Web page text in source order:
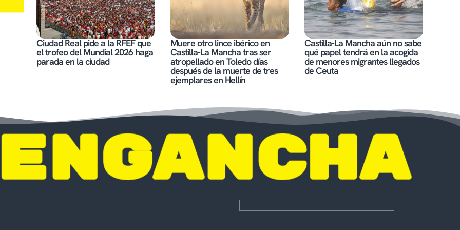
Ciudad Real pide a la RFEF que
el trofeo del Mundial 2026 haga
parada en la ciudad
Muere otro lince ibérico en
Castilla-La Mancha tras ser
atropellado en Toledo días
después de la muerte de tres
ejemplares en Hellín
Castilla-La Mancha aún no sabe
qué papel tendrá en la acogida
de menores migrantes llegados
de Ceuta